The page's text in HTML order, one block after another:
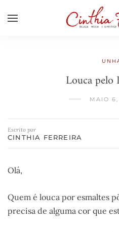
Louca pelo
MAIO 6,
Escrito por
CINTHIA FERREIRA
Olá,
Quem é louca por esmaltes
precisa de alguma cor que